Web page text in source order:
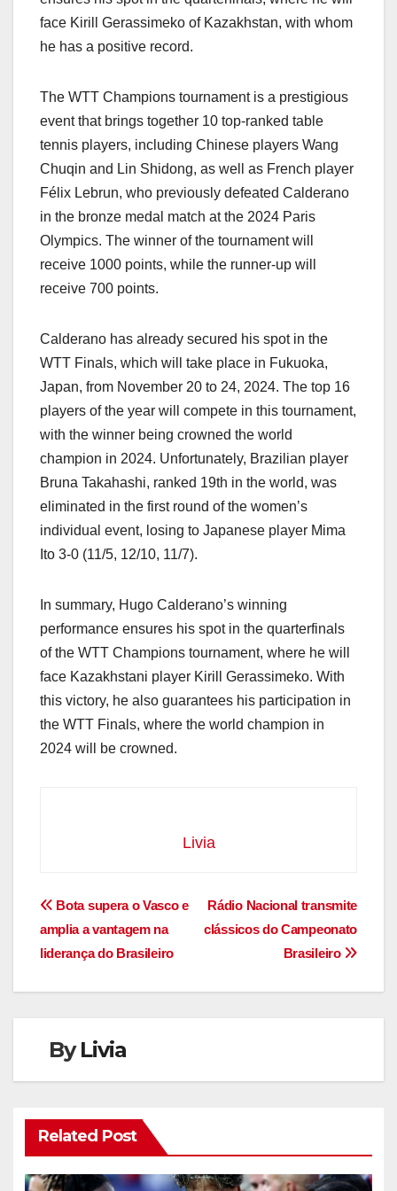
face Kirill Gerassimeko of Kazakhstan, with whom
he has a positive record.
The WTT Champions tournament is a prestigious
event that brings together 10 top-ranked table
tennis players, including Chinese players Wang
Chuqin and Lin Shidong, as well as French player
Félix Lebrun, who previously defeated Calderano
in the bronze medal match at the 2024 Paris
Olympics. The winner of the tournament will
receive 1000 points, while the runner-up will
receive 700 points.
Calderano has already secured his spot in the
WTT Finals, which will take place in Fukuoka,
Japan, from November 20 to 24, 2024. The top 16
players of the year will compete in this tournament,
with the winner being crowned the world
champion in 2024. Unfortunately, Brazilian player
Bruna Takahashi, ranked 19th in the world, was
eliminated in the first round of the women’s
individual event, losing to Japanese player Mima
Ito 3-0 (11/5, 12/10, 11/7).
In summary, Hugo Calderano’s winning
performance ensures his spot in the quarterfinals
of the WTT Champions tournament, where he will
face Kazakhstani player Kirill Gerassimeko. With
this victory, he also guarantees his participation in
the WTT Finals, where the world champion in
2024 will be crowned.
Livia
Navegação
de
Post
Rádio Nacional transmite
clássicos do Campeonato
Brasileiro
Bota supera o Vasco e
amplia a vantagem na
liderança do Brasileiro
ByLivia
Related Post